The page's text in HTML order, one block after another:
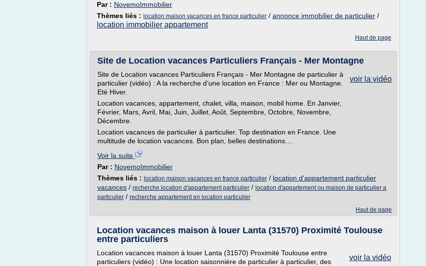
Par : NovemoImmobilier
Thèmes liés : location maison vacances en france particulier / annonce immobilier de particulier /
location immobilier appartement
Haut de page
Site de Location vacances Particuliers Français - Mer Montagne
voir la vidéo
Site de Location vacances Particuliers Français - Mer Montagne de particulier à
particulier (vidéo) : A la recherche d’une location en France : Mer ou Montagne.
Eté Hiver.
Location vacances, appartement, chalet, villa, maison, mobil home. En Janvier,
Février, Mars, Avril, Mai, Juin, Juillet, Août, Septembre, Octobre, Novembre,
Décembre.
Location vacances de particulier à particulier. Top destination en France. Une
multitude de location vacances. Bon plan, belles destinations....
Voir la suite
Par : NovemoImmobilier
Thèmes liés : location maison vacances en france particulier / location d'appartement particulier
vacances / recherche location d'appartement particulier / location d'appartement ou maison de particulier a
particulier / recherche appartement en location particulier
Haut de page
Location vacances maison à louer Lanta (31570) Proximité Toulouse
entre particuliers
voir la vidéo
Location vacances maison à louer Lanta (31570) Proximité Toulouse entre
particuliers (vidéo) : Une location saisonnière de particulier à particulier, des